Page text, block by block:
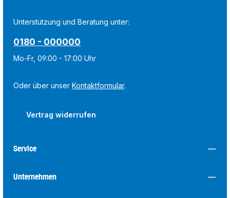
Unterstützung und Beratung unter:
0180 - 000000
Mo-Fr, 09:00 - 17:00 Uhr
Oder über unserKontaktformular.
Vertrag widerrufen
Service
Unternehmen